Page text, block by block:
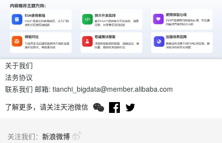
●四等奖：¥200 ESA代金券，数量10个（最低邀请人数150人）
● 五等奖：¥100 ESA代金券，数量30个（最低邀请人数80人）
● 六等奖：¥80 ESA代金券，数量40个（最低邀请人数50人）
● 七等奖：¥50 ESA代金券，数量60个（最低邀请30人以上）
奖品明细：活动结束后，我们将统计所有参与用户的有效邀请人数。
仅当用户达到各自奖项设定的最低邀请人数门槛时，才被视为有资格
获得对应等级或以上奖励的候选人。
例如，至少邀请600人及以上才能参与一等奖的排名。依据活动截止
时每位用户最终有效邀请的人数多少进行排名，并据此顺序分配奖励
（如邀请数一致的，则按达标完成的时间先后顺序定）。每个等级的
级门槛但未能领取到该等级奖品的用户，将自动进入下一个等级的奖
关于我们
法务协议
联系我们 邮箱: tianchi_bigdata@member.alibaba.com
了解更多，请关注天池微信